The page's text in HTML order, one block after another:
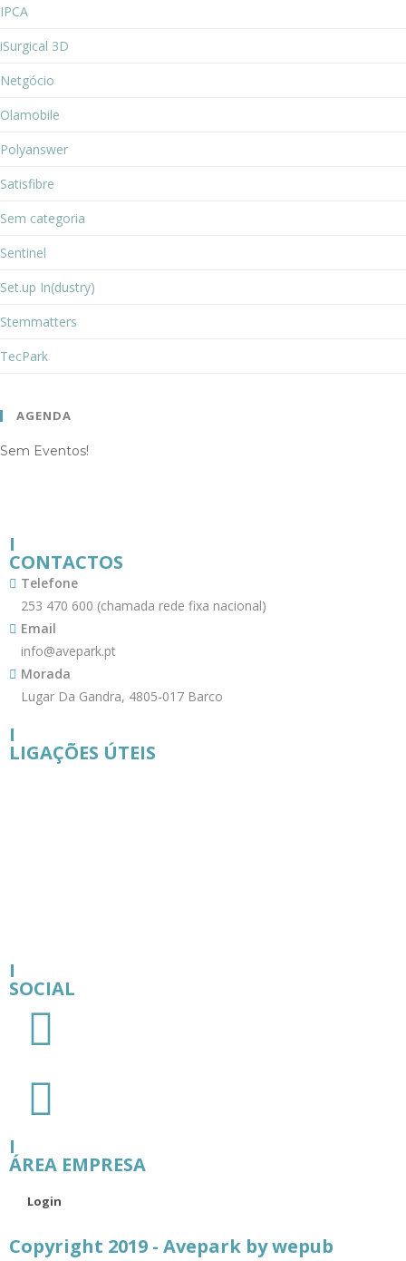
IPCA
iSurgical 3D
Netgócio
Olamobile
Polyanswer
Satisfibre
Sem categoria
Sentinel
Set.up In(dustry)
Stemmatters
TecPark
AGENDA
Sem Eventos!
I
CONTACTOS
Telefone
253 470 600 (chamada rede fixa nacional)
Email
info@avepark.pt
Morada
Lugar Da Gandra, 4805-017 Barco
I
LIGAÇÕES ÚTEIS
I
SOCIAL
I
ÁREA EMPRESA
Login
Copyright 2019 - Avepark bywepub